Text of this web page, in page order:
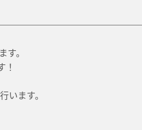
。
！
います。